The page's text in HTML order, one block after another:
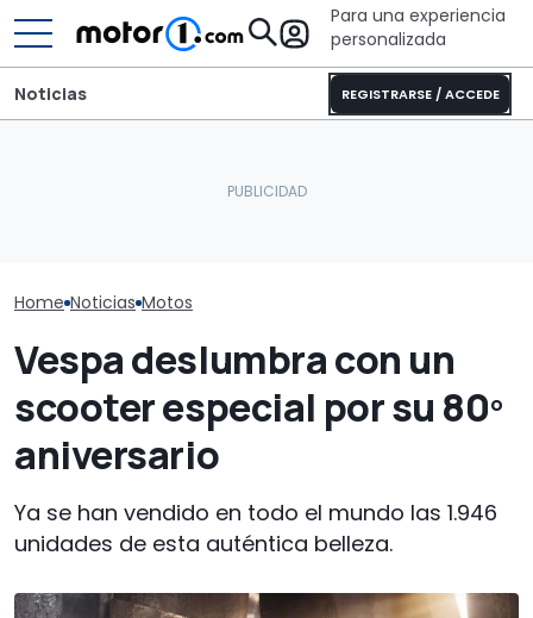
Para una experiencia
personalizada
REGISTRARSE / ACCEDE
Noticias
Home Noticias Motos
Vespa deslumbra con un
scooter especial por su 80º
aniversario
Ya se han vendido en todo el mundo las 1.946
unidades de esta auténtica belleza.